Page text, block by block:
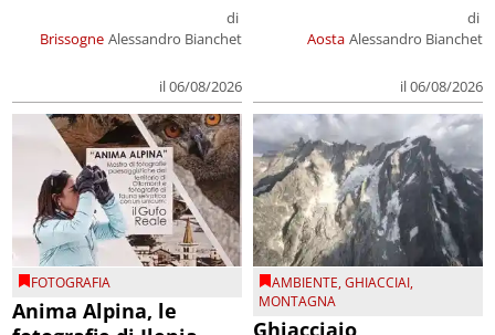
Brissogne
di
Alessandro Bianchet
il 06/08/2026
Aosta
di
Alessandro Bianchet
il 06/08/2026
FOTOGRAFIA
Anima Alpina, le
AMBIENTE,GHIACCIAI,
MONTAGNA